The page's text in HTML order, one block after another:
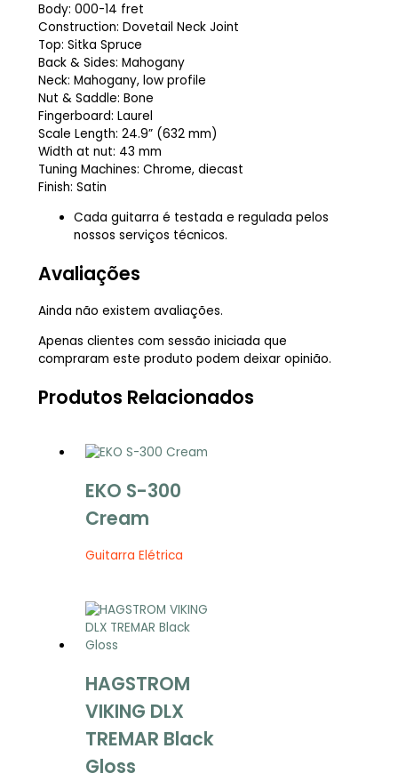
Body: 000-14 fret
Construction: Dovetail Neck Joint
Top: Sitka Spruce
Back & Sides: Mahogany
Neck: Mahogany, low profile
Nut & Saddle: Bone
Fingerboard: Laurel
Scale Length: 24.9” (632 mm)
Width at nut: 43 mm
Tuning Machines: Chrome, diecast
Finish: Satin
Cada guitarra é testada e regulada pelos
nossos serviços técnicos.
Avaliações
Ainda não existem avaliações.
Apenas clientes com sessão iniciada que
compraram este produto podem deixar opinião.
Produtos Relacionados
EKO S-300
Cream
Guitarra Elétrica
HAGSTROM
VIKING DLX
TREMAR Black
Gloss